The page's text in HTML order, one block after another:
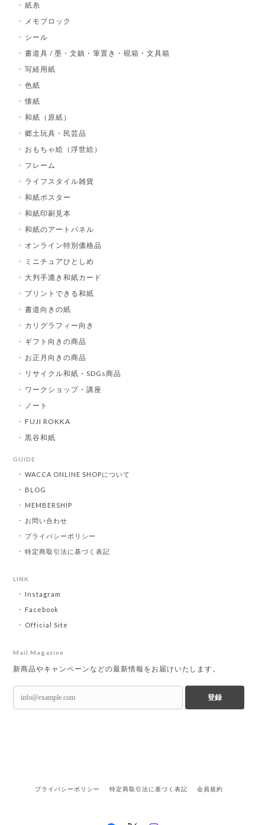
紙糸
メモブロック
シール
書道具 / 墨・文鎮・筆置き・硯箱・文具箱
写経用紙
色紙
懐紙
和紙（原紙）
郷土玩具・民芸品
おもちゃ絵（浮世絵）
フレーム
ライフスタイル雑貨
和紙ポスター
和紙印刷見本
和紙のアートパネル
オンライン特別価格品
ミニチュアひとしめ
大判手漉き和紙カード
プリントできる和紙
書道向きの紙
カリグラフィー向き
ギフト向きの商品
お正月向きの商品
リサイクル和紙・SDGs商品
ワークショップ・講座
ノート
FUJI ROKKA
黒谷和紙
GUIDE
WACCA ONLINE SHOPについて
BLOG
MEMBERSHIP
お問い合わせ
プライバシーポリシー
特定商取引法に基づく表記
LINK
Instagram
Facebook
Official Site
Mail Magazine
新商品やキャンペーンなどの最新情報をお届けいたします。
登録
プライバシーポリシー 特定商取引法に基づく表記 会員規約